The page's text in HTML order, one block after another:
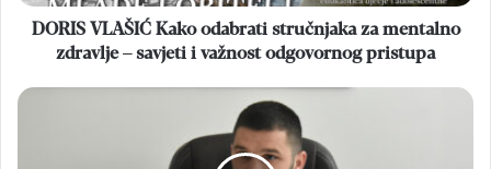
savjeti
odgovornog
DORIS VLAŠIĆ Kako odabrati stručnjaka za mentalno
zdravlje – savjeti i važnost odgovornog pristupa
HNŽ